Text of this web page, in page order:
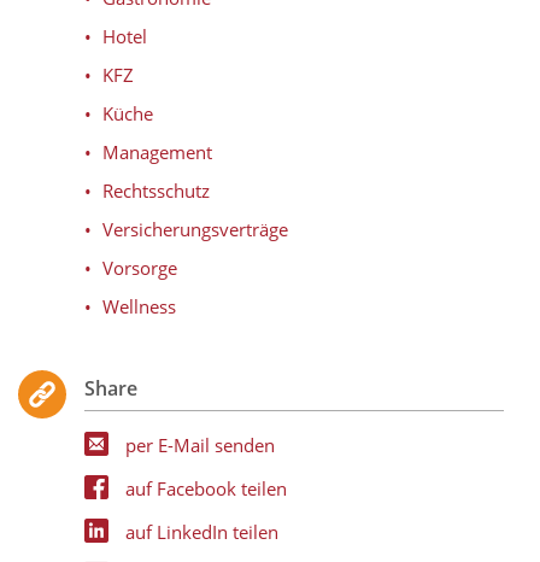
Hotel
KFZ
Küche
Management
Rechtsschutz
Versicherungsverträge
Vorsorge
Wellness
Share
per E-Mail senden
auf Facebook teilen
auf LinkedIn teilen